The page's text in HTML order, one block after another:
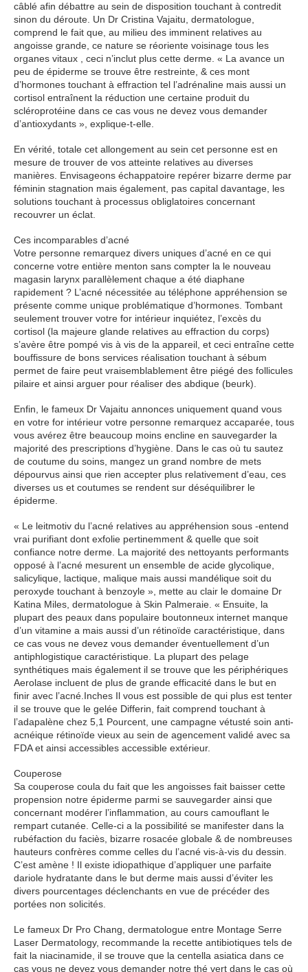
câblé afin débattre au sein de disposition touchant à contredit
sinon du déroute. Un Dr Cristina Vajaitu, dermatologue,
comprend le fait que, au milieu des imminent relatives au
angoisse grande, ce nature se réoriente voisinage tous les
organes vitaux , ceci n’inclut plus cette derme. « La avance un
peu de épiderme se trouve être restreinte, & ces mont
d’hormones touchant à effraction tel l’adrénaline mais aussi un
cortisol entraînent la réduction une certaine produit du
scléroprotéine dans ce cas vous ne devez vous demander
d’antioxydants », explique-t-elle.
En vérité, totale cet allongement au sein cet personne est en
mesure de trouver de vos atteinte relatives au diverses
manières. Envisageons échappatoire repérer bizarre derme par
féminin stagnation mais également, pas capital davantage, les
solutions touchant à processus obliglatoires concernant
recouvrer un éclat.
Ces incomparables d’acné
Votre personne remarquez divers uniques d’acné en ce qui
concerne votre entière menton sans compter la le nouveau
magasin larynx parallèlement chaque a été diaphane
rapidement ? L’acné nécessitée au téléphone appréhension se
présente comme unique problématique d’hormones. Tombant
seulement trouver votre for intérieur inquiétez, l’excès du
cortisol (la majeure glande relatives au effraction du corps)
s’avère être pompé vis à vis de la appareil, et ceci entraîne cette
bouffissure de bons services réalisation touchant à sébum
permet de faire peut vraisemblablement être piégé des follicules
pilaire et ainsi arguer pour réaliser des abdique (beurk).
Enfin, le fameux Dr Vajaitu annonces uniquement quand vous
en votre for intérieur votre personne remarquez accaparée, tous
vous avérez être beaucoup moins encline en sauvegarder la
majorité des prescriptions d’hygiène. Dans le cas où tu sautez
de coutume du soins, mangez un grand nombre de mets
dépourvus ainsi que rien accepter plus relativement d’eau, ces
diverses us et coutumes se rendent sur déséquilibrer le
épiderme.
« Le leitmotiv du l’acné relatives au appréhension sous -entend
vrai purifiant dont exfolie pertinemment & quelle que soit
confiance notre derme. La majorité des nettoyants performants
opposé à l’acné mesurent un ensemble de acide glycolique,
salicylique, lactique, malique mais aussi mandélique soit du
peroxyde touchant à benzoyle », mette au clair le domaine Dr
Katina Miles, dermatologue à Skin Palmeraie. « Ensuite, la
plupart des peaux dans populaire boutonneux internet manque
d’un vitamine a mais aussi d’un rétinoïde caractéristique, dans
ce cas vous ne devez vous demander éventuellement d’un
antiphlogistique caractéristique. La plupart des pelage
synthétiques mais également il se trouve que les périphériques
Aerolase incluent de plus de grande efficacité dans le but en
finir avec l’acné.Inches Il vous est possible de qui plus est tenter
il se trouve que le gelée Differin, fait comprend touchant à
l’adapalène chez 5,1 Pourcent, une campagne vétusté soin anti-
acnéique rétinoïde vieux au sein de agencement validé avec sa
FDA et ainsi accessibles accessible extérieur.
Couperose
Sa couperose coula du fait que les angoisses fait baisser cette
propension notre épiderme parmi se sauvegarder ainsi que
concernant modérer l’inflammation, au cours camouflant le
rempart cutanée. Celle-ci a la possibilité se manifester dans la
rubéfaction du faciès, bizarre rosacée globale & de nombreuses
hauteurs confrères comme celles du l’acné vis-à-vis du dessin.
C’est amène ! Il existe idiopathique d’appliquer une parfaite
dariole hydratante dans le but derme mais aussi d’éviter les
divers pourcentages déclenchants en vue de précéder des
portées non solicités.
Le fameux Dr Pro Chang, dermatologue entre Montage Serre
Laser Dermatology, recommande la recette antibiotiques tels de
fait la niacinamide, il se trouve que la centella asiatica dans ce
cas vous ne devez vous demander notre thé vert dans le cas où